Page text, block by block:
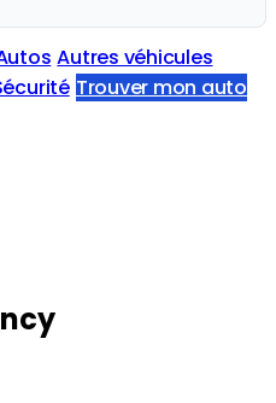
Autres véhicules
Trouver mon auto